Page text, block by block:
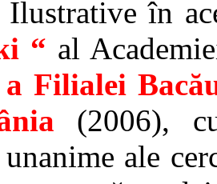
Ilustrative în
“ al
a Filialei
(2006),
ale